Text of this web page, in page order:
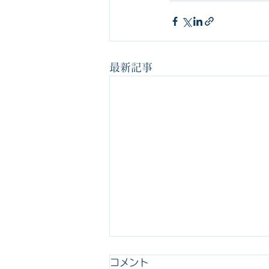
最新記事
営業時間の変更のお知らせ
コメント